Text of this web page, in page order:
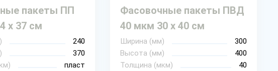
пакеты ПП
х 37 см
240
370
пласт
Фасовочные пакеты ПВД
40 мкм 30 х 40 см
Ширина (мм)
300
Высота (мм)
400
Толщина (мкм)
40